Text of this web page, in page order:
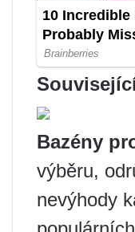
Bazény
výběru,
nevýhody